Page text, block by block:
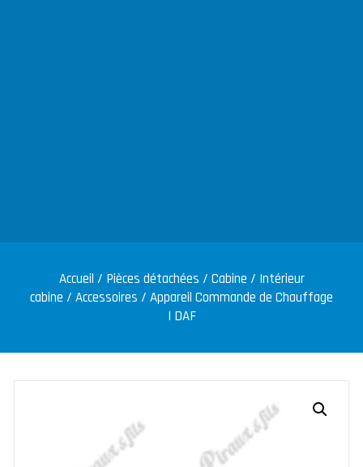
Accueil / Pièces détachées / Cabine / Intérieur
cabine / Accessoires / Appareil Commande de Chauffage
| DAF